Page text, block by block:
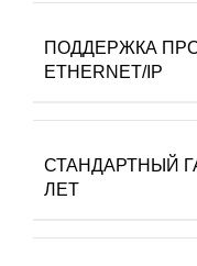
ПОДДЕРЖКА
ETHERNET/IP
СТАНДАРТНЫЙ
ЛЕТ